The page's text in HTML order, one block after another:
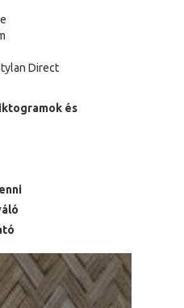
Direct
és